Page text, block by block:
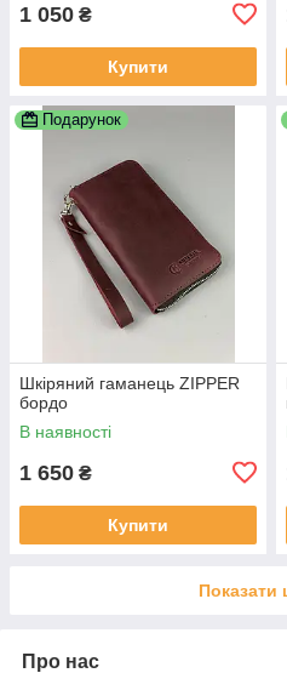
1 050 ₴
Купити
Подарунок
Шкіряний гаманець ZIPPER
бордо
В наявності
1 650 ₴
Купити
Показати
Про нас